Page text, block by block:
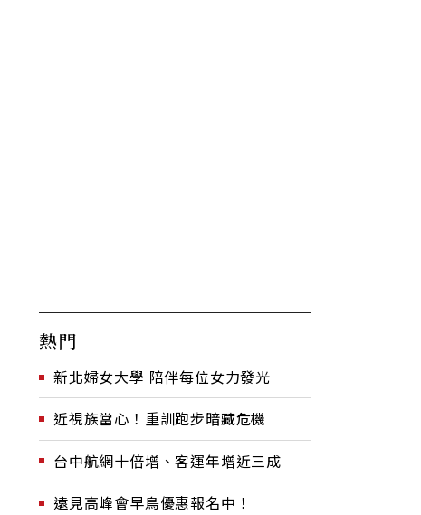
熱門
新北婦女大學 陪伴每位女力發光
近視族當心！重訓跑步暗藏危機
台中航網十倍增、客運年增近三成
遠見高峰會早鳥優惠報名中！